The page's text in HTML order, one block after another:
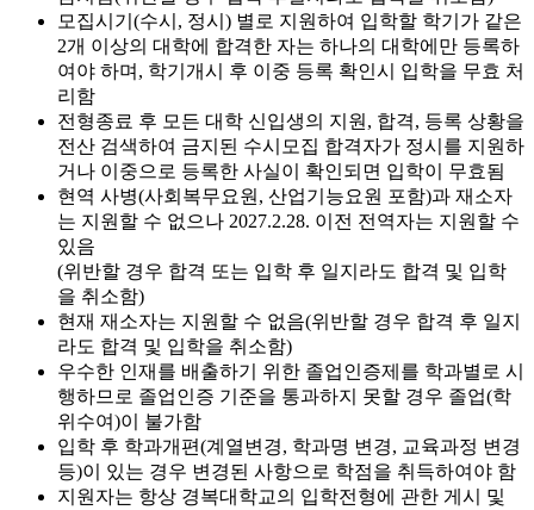
모집시기(수시, 정시) 별로 지원하여 입학할 학기가 같은
2개 이상의 대학에 합격한 자는 하나의 대학에만 등록하
여야 하며, 학기개시 후 이중 등록 확인시 입학을 무효 처
리함
전형종료 후 모든 대학 신입생의 지원, 합격, 등록 상황을
전산 검색하여 금지된 수시모집 합격자가 정시를 지원하
거나 이중으로 등록한 사실이 확인되면 입학이 무효됨
현역 사병(사회복무요원, 산업기능요원 포함)과 재소자
는 지원할 수 없으나 2027.2.28. 이전 전역자는 지원할 수
있음
(위반할 경우 합격 또는 입학 후 일지라도 합격 및 입학
을 취소함)
현재 재소자는 지원할 수 없음(위반할 경우 합격 후 일지
라도 합격 및 입학을 취소함)
우수한 인재를 배출하기 위한 졸업인증제를 학과별로 시
행하므로 졸업인증 기준을 통과하지 못할 경우 졸업(학
위수여)이 불가함
입학 후 학과개편(계열변경, 학과명 변경, 교육과정 변경
등)이 있는 경우 변경된 사항으로 학점을 취득하여야 함
지원자는 항상 경복대학교의 입학전형에 관한 게시 및